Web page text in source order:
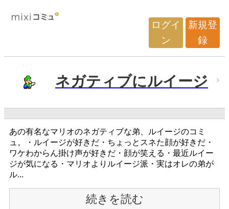
ログイ
ン
新規登
録
ネガティブにルイージ
あの有名なマリオのネガティブな弟、ルイージのコミ
ュ。・ルイージが好きだ・ちょっとスネた顔が好きだ・
ワケわからん掛け声が好きだ・顔が笑える・最近ルイー
ジが気になる・マリオよりルイージ派・実はオレの弟が
ル...
続きを読む